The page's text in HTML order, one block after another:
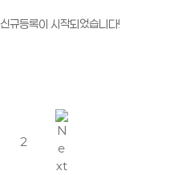
규등록이 시작되었습니다!
2